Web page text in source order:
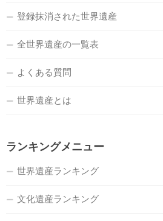
登録抹消された世界遺産
全世界遺産の一覧表
よくある質問
世界遺産とは
ランキングメニュー
世界遺産ランキング
文化遺産ランキング